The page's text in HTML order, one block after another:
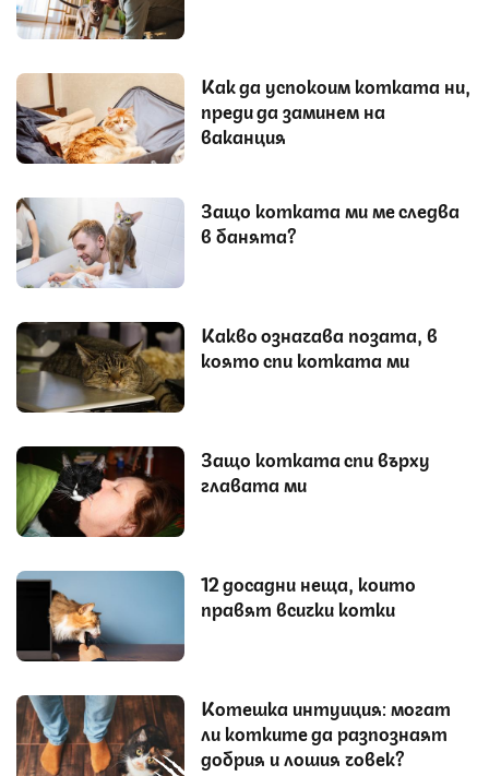
Как да успокоим котката ни,
преди да заминем на
ваканция
Защо котката ми ме следва
в банята?
Какво означава позата, в
която спи котката ми
Защо котката спи върху
главата ми
12 досадни неща, които
правят всички котки
Котешка интуиция: могат
ли котките да разпознаят
добрия и лошия човек?